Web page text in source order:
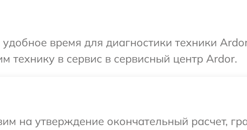
время для диагностики техники
технику в сервис в сервисный центр Ardor.
на утверждение окончательный расчет,